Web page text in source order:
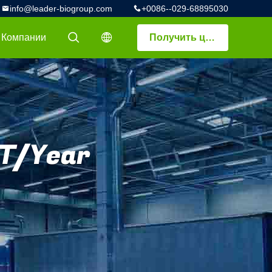
+0086--029-68895030
info@leader-biogroup.com
Получить цитату
描述
描述
Year